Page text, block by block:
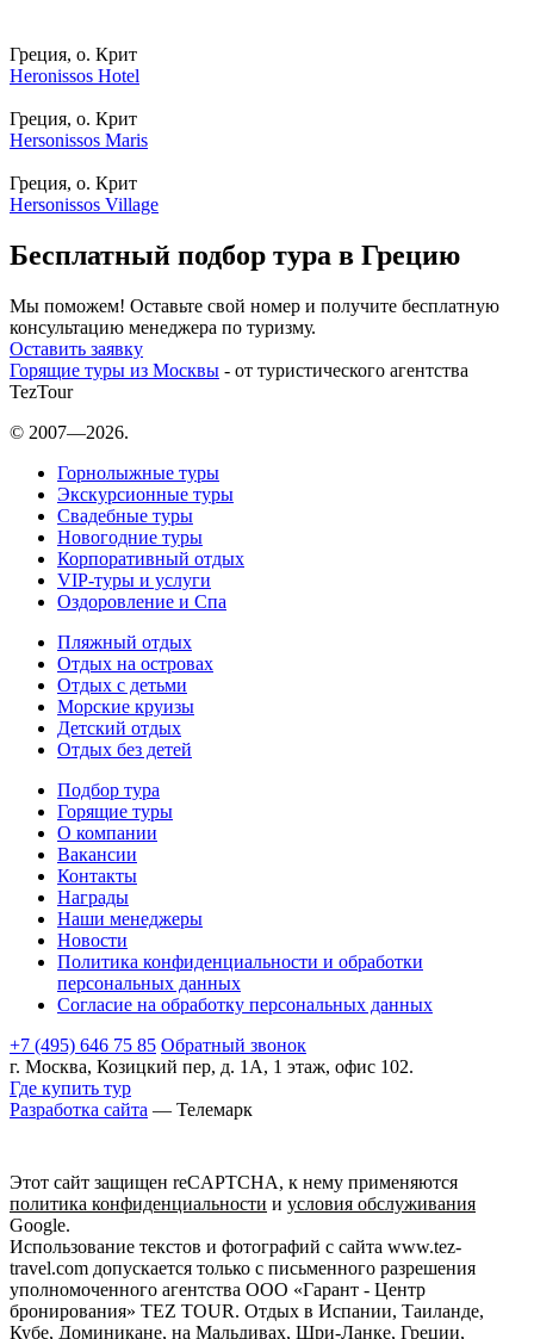
Греция, о. Крит
Heronissos Hotel
Греция, о. Крит
Hersonissos Maris
Греция, о. Крит
Hersonissos Village
Бесплатный подбор тура в Грецию
Мы поможем! Оставьте свой номер и получите бесплатную
консультацию менеджера по туризму.
Оставить заявку
Горящие туры из Москвы - от туристического агентства
TezTour
© 2007—2026.
Горнолыжные туры
Экскурсионные туры
Свадебные туры
Новогодние туры
Корпоративный отдых
VIP-туры и услуги
Оздоровление и Спа
Пляжный отдых
Отдых на островах
Отдых с детьми
Морские круизы
Детский отдых
Отдых без детей
Подбор тура
Горящие туры
О компании
Вакансии
Контакты
Награды
Наши менеджеры
Новости
Политика конфиденциальности и обработки
персональных данных
Согласие на обработку персональных данных
+7 (495) 646 75 85 Обратный звонок
г. Москва, Козицкий пер, д. 1А, 1 этаж, офис 102.
Где купить тур
Разработка сайта — Телемарк
Этот сайт защищен reCAPTCHA, к нему применяются
политика конфиденциальности и условия обслуживания
Google.
Использование текстов и фотографий с сайта www.tez-
travel.com допускается только с письменного разрешения
уполномоченного агентства ООО «Гарант - Центр
бронирования» TEZ TOUR. Отдых в Испании, Таиланде,
Кубе, Доминикане, на Мальдивах, Шри-Ланке, Греции,